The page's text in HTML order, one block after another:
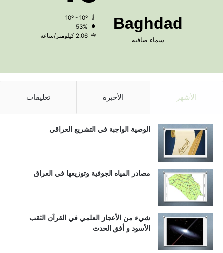
Baghdad
سماء صافية
53%
2.06 كيلومتر/ساعة
الأشهر الأخيرة تعليقات
الوصية الواجبة في التشريع العراقي
مصادر المياه الجوفية وتوزيعها في العراق
شيء من الأعجاز العلمي في القرآن الثقب
الأسود و أفق الحدث